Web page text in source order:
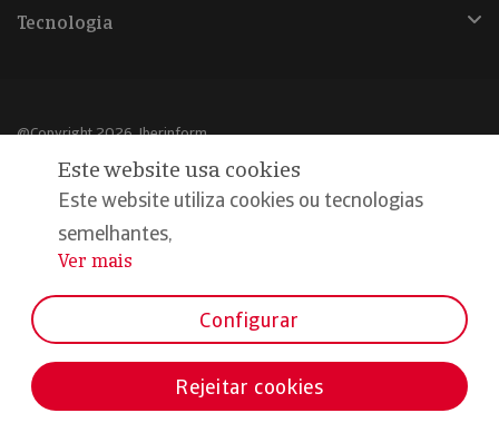
Tecnologia
@Copyright 2026, Iberinform
Política de cookies
Declaração de privacidade
Compromisso qualidade e segurança
Este website usa cookies
Este website utiliza cookies ou tecnologias
semelhantes,
...
Ver mais
Configurar
Rejeitar cookies